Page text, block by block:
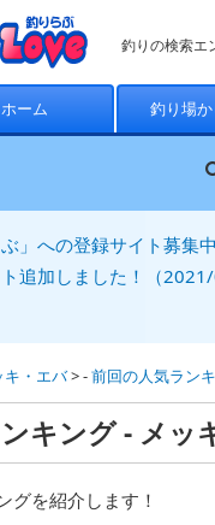
釣りの検索エ
ホーム 釣り場
ぶ」への登録サイト募集
追加しました！（2021/
キ・エバ> -前回の人気ラン
キング - メッ
グを紹介します！